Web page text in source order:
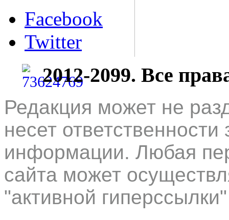
Facebook
Twitter
2012-2099. Все
Редакция может не
несет
информации. Любая
сайта может
"активной